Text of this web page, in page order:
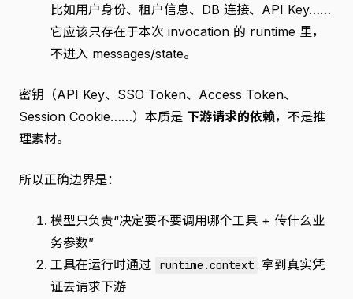
比如用户身份、租户信息、DB 连接、API Key……
它应该只存在于本次 invocation 的 runtime 里，
不进入 messages/state。
密钥（API Key、SSO Token、Access Token、
Session Cookie……）本质是 下游请求的依赖，不是推
理素材。
所以正确边界是：
模型只负责“决定要不要调用哪个工具 + 传什么业
务参数”
工具在运行时通过
runtime.context 拿到真实凭
证去请求下游